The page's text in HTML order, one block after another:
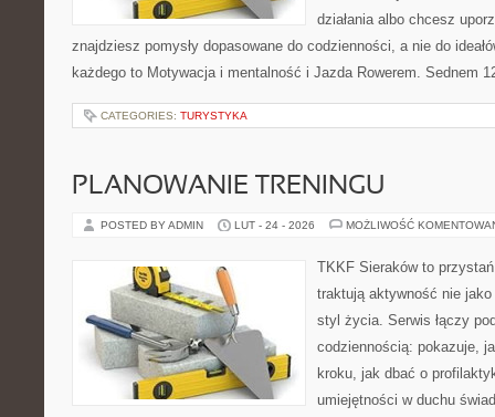
działania albo chcesz
znajdziesz pomysły dopasowane do codzienności, a nie do
każdego to Motywacja i mentalność i Jazda Rowerem. Sednem
CATEGORIES: TURYSTYKA
PLANOWANIE TRENINGU
POSTED BY ADMIN LUT - 24 - 2026 MOŻLIWOŚĆ
TKKF Sieraków to
traktują aktywność nie
styl życia. Serwis łączy
codziennością: pokazuje,
kroku, jak dbać o
umiejętności w duchu